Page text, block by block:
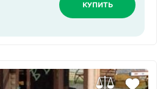
КУПИТЬ